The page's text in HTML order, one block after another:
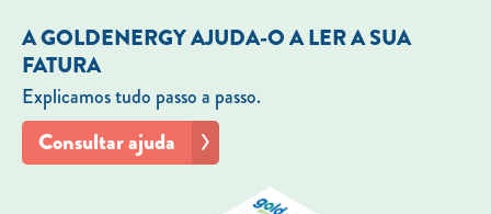
A GOLDENERGY AJUDA-O A LER A SUA
FATURA
Explicamos tudo passo a passo.
Consultar ajuda